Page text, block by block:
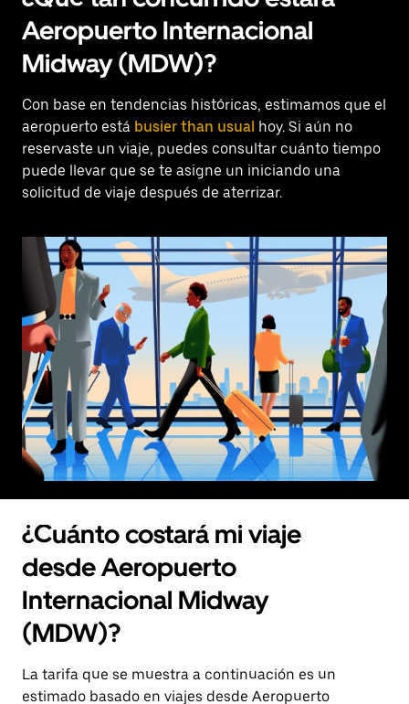
Aeropuerto Internacional
Midway (MDW)?
Con base en tendencias históricas, estimamos que el
aeropuerto está busier than usual hoy. Si aún no
reservaste un viaje, puedes consultar cuánto tiempo
puede llevar que se te asigne un iniciando una
solicitud de viaje después de aterrizar.
¿Cuánto costará mi viaje
desde Aeropuerto
Internacional Midway
(MDW)?
La tarifa que se muestra a continuación es un
estimado basado en viajes desde Aeropuerto